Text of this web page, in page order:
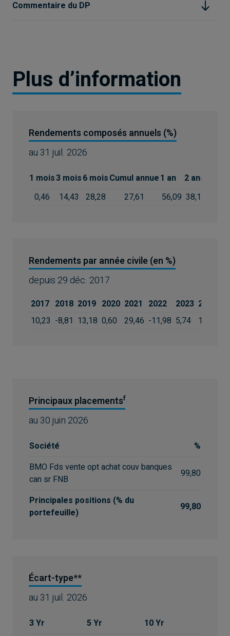
Commentaire du DP
Plus d’information
Rendements composés annuels (%)
au 31 juil. 2026
1 mois3 mois6 moisCumul annue1 an 2 ans
0,46
14,43 28,28 27,61 56,09 38,10
Rendements par année civile (en %)
depuis 29 déc. 2017
2017 2018 2019 2020 2021 2022 2023 2024
10,23 -8,81 13,18 0,60 29,46 -11,98 5,74 18,33
Principaux placementsf
au 30 juin 2026
Société
%
BMO Fds vente opt achat couv banques
can sr FNB
99,80
Principales positions (% du
portefeuille)
99,80
Écart-type**
au 31 juil. 2026
3 Yr 5 Yr
10 Yr